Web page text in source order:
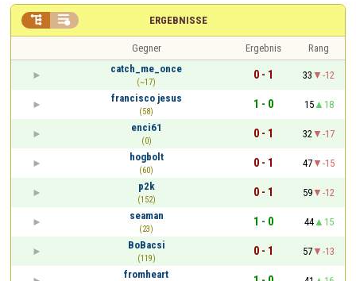
ERGEBNISSE
 
Gegner Ergebnis
Rang
catch_me_once
(~17)
0 - 1 33
-12
francisco jesus
(58)
1 - 0 15
18
enci61
(0)
0 - 1 32
-17
hogbolt
(60)
0 - 1 47
-15
p2k
(152)
0 - 1 59
-12
seaman
(23)
1 - 0 44
15
BoBacsi
(119)
0 - 1 57
-13
fromheart